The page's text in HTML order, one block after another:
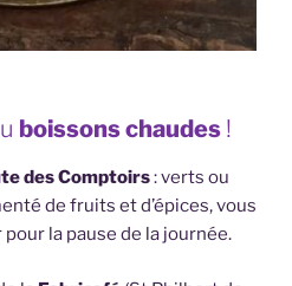
boissons chaudes !
des Comptoirs: verts ou
de fruits et d’épices, vous
la pause de la journée.